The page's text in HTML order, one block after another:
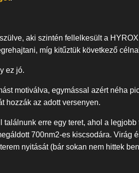
aki szintén fellelkesült a
míg kitűztük következő
ez jó.
motiválva, egymással azért néha
hozzák az adott versenyen.
erre egy teret, ahol a
700nm2-es kiscsodára. Virág
nyitását (bár sokan nem hittek